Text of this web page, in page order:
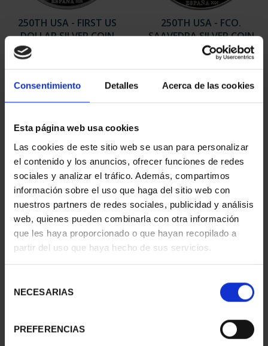
Consentimiento Detalles Acerca de las cookies
Esta página web usa cookies
Las cookies de este sitio web se usan para personalizar
el contenido y los anuncios, ofrecer funciones de redes
sociales y analizar el tráfico. Además, compartimos
información sobre el uso que haga del sitio web con
nuestros partners de redes sociales, publicidad y análisis
web, quienes pueden combinarla con otra información
que les haya proporcionado o que hayan recopilado a
partir del uso que haya hecho de sus servicios.
NECESARIAS
PREFERENCIAS
250TH USA - FIRST US
DOLLAR SILVER COIN
250TH USA - FCO.
SAAVEDRA SILVER COIN
€140.00
250TH USA - FULL
COLLECTION
€4,060.00
250TH USA - QUEEN
ISABEL SILVER COIN
€140.00